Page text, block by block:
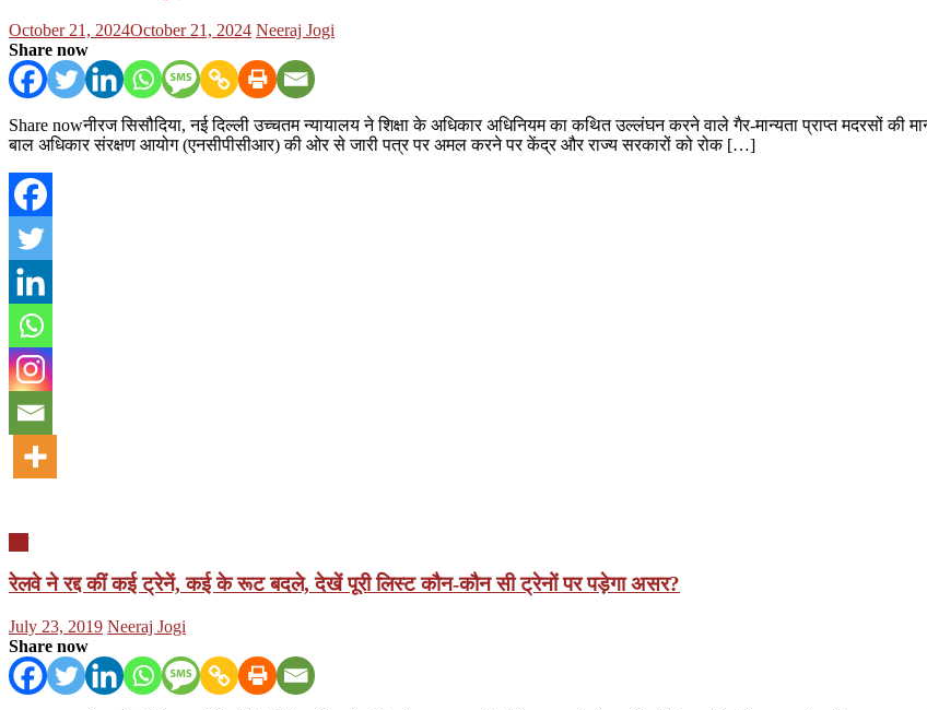
Posted
on
October 21, 2024October 21, 2024 Author
Neeraj Jogi
Share now
Share nowनीरज सिसौदिया, नई दिल्ली उच्चतम न्यायालय ने शिक्षा के अधिकार अधिनियम का कथित उल्लंघन करने वाले गैर-मान्यता प्राप्त मदरसों की
बाल अधिकार संरक्षण आयोग (एनसीपीसीआर) की ओर से जारी पत्र पर अमल करने पर केंद्र और राज्य सरकारों को रोक […]
रेलवे ने रद्द कीं कई ट्रेनें, कई के रूट बदले, देखें पूरी लिस्ट कौन-कौन सी ट्रेनों पर पड़ेगा असर?
Posted
on
July 23, 2019 Author
Neeraj Jogi
Share now